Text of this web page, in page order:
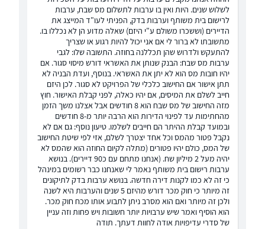
לשלוש שנים. היות ואין בו ערבות לתשלום מס שבח, ערבות
לרישום בית משותף וערבות בדק, הפניתי לעו"ד המייצג את
הדיירים (וששכרו משולם ע"י היזם) שאלה מדוע הן לא נכללו בו.
מתשובתו לא ברור לי אם אני יכול להיות רגוע או שצריך
להתעקש ולדרוש שהן תכללנה בחוזה. התשובה שלו: לגבי
ערבות מס שבח: הבנק שנותן את האשראי דורש מיסוי סגור. אם
יהיו חובות מס הוא לא יתן את האשראי. בנוסף, ועדת הבניה לא
תתן אישור אם החישוב כלכלי של הפרויקט לא סגור. לכן היזם
חייב לשלם את המיסים, אם יהיו כאלה, לפני קבלת האישור. חוץ
מזה החישוב של מס שבח הוא 8 חודשים אבל אצלנו משך הזמן
מהחתימות עד לפינוי הדירות הוא הרבה יותר מ-8 חודשים
ובמועד קבלת ההיתר הם חייבים לשלמו. טיעון נוסף: גם אם לא
נקבל פטור מהמס וכל אחד יצטרך לשלם, אזי לפי שיטת החישוב
של המס, כולם יהיו פטורים (מתלה לקיום החוזה הוא שהמס לא
יהיה מעל 2 מיליון שח. (אנחנו מתחם עם כ90 דיירים). בנושא
ערבות רישום בית משותף נאמר לי שאנחנו כבר רשומים במינהל
כי זה לא כמו לקנות דירה חדשה. בנושא ערבות בדק לתיקונים
זה מיותר כי חוק מכר דורש מהיזם 5 שנים והערבות היא לשנה
ולכן זה מיותר ואם הוא מסרב ניתן לתבוע אותו מכח חוק מכר.
הוא הוסיף ואמר שיש ערבויות יותר חשובות ויש פחות וזה עניין
של סדרי עדיפויות אודה לחוות דעתך. תודה